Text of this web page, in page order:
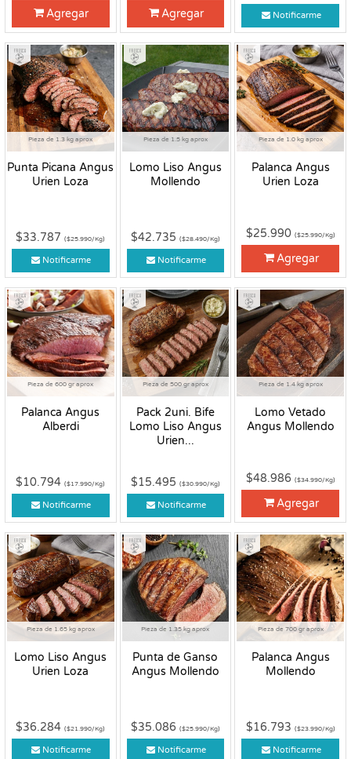
Agregar Agregar Notificarme
Pieza de 1.3 kg aprox
Punta Picana Angus
Urien Loza
Fresco
$33.787($25.990/Kg)
Notificarme
Pieza de 1.5 kg aprox
Lomo Liso Angus
Mollendo
Fresco
$42.735 ($28.490/Kg)
Notificarme
Pieza de 1.0 kg aprox
Palanca Angus
Urien Loza
Fresco
$25.990 ($25.990/Kg)
Agregar
Pieza de 600 gr aprox
Palanca Angus
Alberdi
Fresco
$10.794($17.990/Kg)
Notificarme
Pieza de 500 gr aprox
Pack 2uni. Bife
Lomo Liso Angus
Urien...
Fresco
$15.495 ($30.990/Kg)
Notificarme
Pieza de 1.4 kg aprox
Lomo Vetado
Angus Mollendo
Fresco
$48.986 ($34.990/Kg)
Agregar
Pieza de 1.65 kg aprox
Lomo Liso Angus
Urien Loza
Fresco
$36.284($21.990/Kg)
Notificarme
Pieza de 1.35 kg aprox
Punta de Ganso
Angus Mollendo
Fresco
$35.086 ($25.990/Kg)
Notificarme
Pieza de 700 gr aprox
Palanca Angus
Mollendo
Fresco
$16.793 ($23.990/Kg)
Notificarme